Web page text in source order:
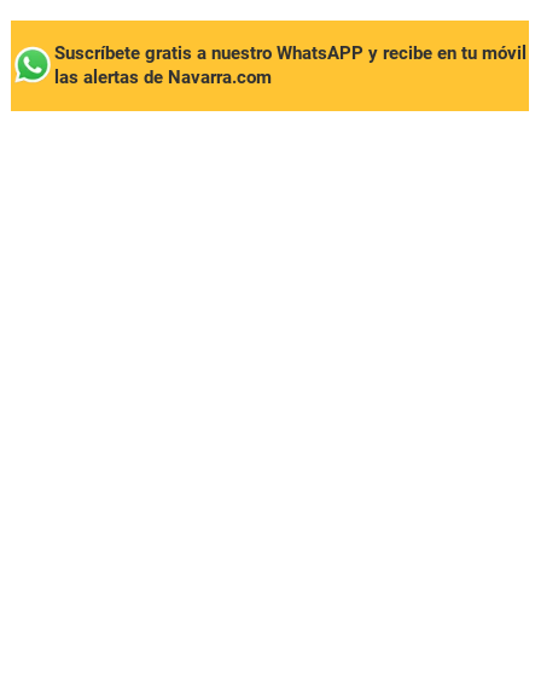
Suscríbete gratis a nuestro WhatsAPP y recibe en tu móvil
las alertas de Navarra.com